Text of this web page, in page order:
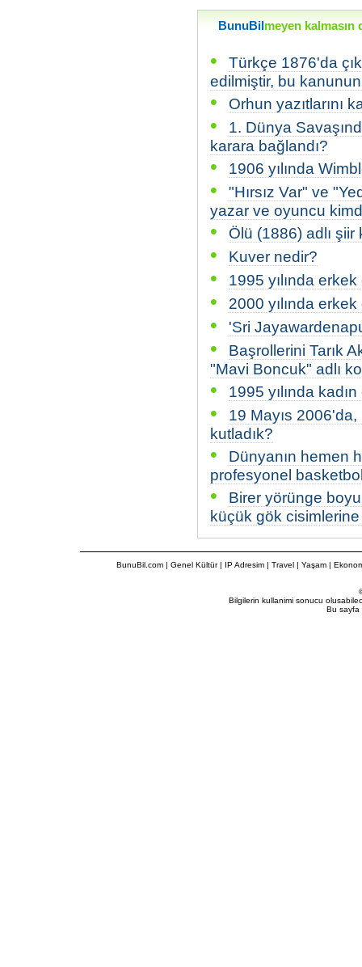
BunuBil meyen kalmasın
•
Türkçe 1876'da
edilmiştir, bu
• Orhun yazıtlarını
•
1. Dünya
karara bağlandı?
• 1906 yılında
•
"Hırsız Var" ve
yazar ve oyuncu
• Ölü (1886) adlı
• Kuver nedir?
• 1995 yılında erkek
• 2000 yılında erkek
• 'Sri
•
Başrollerini Tarık
"Mavi Boncuk" adlı
• 1995 yılında
•
19 Mayıs 2006'da,
kutladık?
•
Dünyanın hemen
profesyonel basketbol
•
Birer yörünge
küçük gök
BunuBil.com| Genel Kültür| IP Adresim| Travel| Yaşam |
Bilgilerin kullanimi sonucu
Bu sayfa